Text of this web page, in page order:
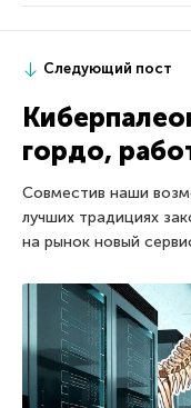
Следующий пост
гордо,
Совместив наши
лучших традициях
на рынок новый